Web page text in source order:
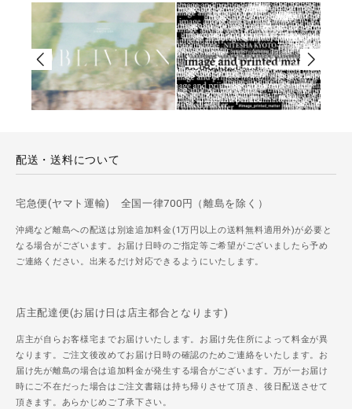
配送・送料について
宅急便(ヤマト運輸) 全国一律700円（離島を除く）
沖縄など離島への配送は別途追加料金(1万円以上の送料無料適用外)が必要と
なる場合がございます。お届け日時のご指定等ご希望がございましたら予め
ご連絡ください。出来るだけ対応できるようにいたします。
店主配達便(お届け日は店主都合となります)
店主が自らお客様宅までお届けいたします。お届け先住所によって料金が異
なります。ご注文後改めてお届け日時の確認のためご連絡をいたします。お
届け先が離島の場合は追加料金が発生する場合がございます。万が一お届け
時にご不在だった場合はご注文書籍は持ち帰りさせて頂き、後日配送させて
頂きます。あらかじめご了承下さい。